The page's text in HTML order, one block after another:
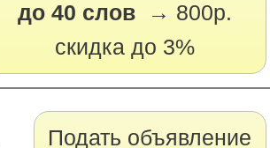
до 40 слов → 800р.
скидка до 3%
Подать объявление